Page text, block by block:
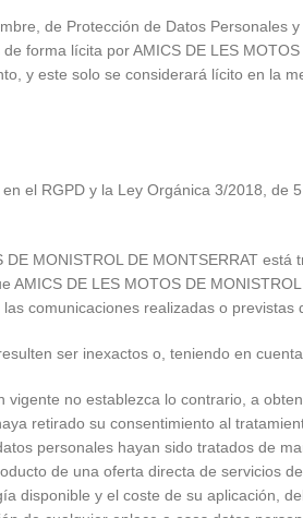
de Protección de Datos Personales
lícita por AMICS DE LES MOTOS
y este solo se considerará lícito en la
el RGPD y la Ley Orgánica 3/2018, de
MONISTROL DE MONTSERRAT
DE LES MOTOS DE
comunicaciones realizadas o previstas
ser inexactos o, teniendo en
no establezca lo contrario, a
retirado su consentimiento al
personales hayan sido tratados de
de una oferta directa de servicios
disponible y el coste de su aplicación,